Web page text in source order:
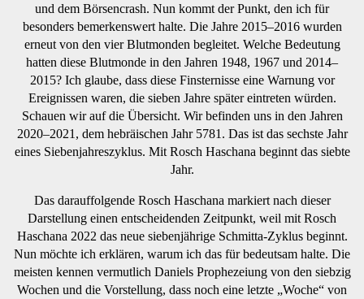
und dem Börsencrash. Nun kommt der Punkt, den ich für
besonders bemerkenswert halte. Die Jahre 2015–2016 wurden
erneut von den vier Blutmonden begleitet. Welche Bedeutung
hatten diese Blutmonde in den Jahren 1948, 1967 und 2014–
2015? Ich glaube, dass diese Finsternisse eine Warnung vor
Ereignissen waren, die sieben Jahre später eintreten würden.
Schauen wir auf die Übersicht. Wir befinden uns in den Jahren
2020–2021, dem hebräischen Jahr 5781. Das ist das sechste Jahr
eines Siebenjahreszyklus. Mit Rosch Haschana beginnt das siebte
Jahr.
Das darauffolgende Rosch Haschana markiert nach dieser
Darstellung einen entscheidenden Zeitpunkt, weil mit Rosch
Haschana 2022 das neue siebenjährige Schmitta-Zyklus beginnt.
Nun möchte ich erklären, warum ich das für bedeutsam halte. Die
meisten kennen vermutlich Daniels Prophezeiung von den siebzig
Wochen und die Vorstellung, dass noch eine letzte „Woche“ von